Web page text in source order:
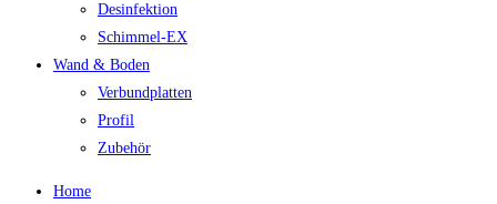
Desinfektion
Schimmel-EX
Wand & Boden
Verbundplatten
Profil
Zubehör
Home